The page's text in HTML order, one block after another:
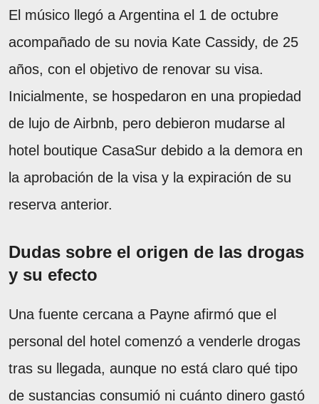
El músico llegó a Argentina el 1 de octubre
acompañado de su novia Kate Cassidy, de 25
años, con el objetivo de renovar su visa.
Inicialmente, se hospedaron en una propiedad
de lujo de Airbnb, pero debieron mudarse al
hotel boutique CasaSur debido a la demora en
la aprobación de la visa y la expiración de su
reserva anterior.
Dudas sobre el origen de las drogas
y su efecto
Una fuente cercana a Payne afirmó que el
personal del hotel comenzó a venderle drogas
tras su llegada, aunque no está claro qué tipo
de sustancias consumió ni cuánto dinero gastó